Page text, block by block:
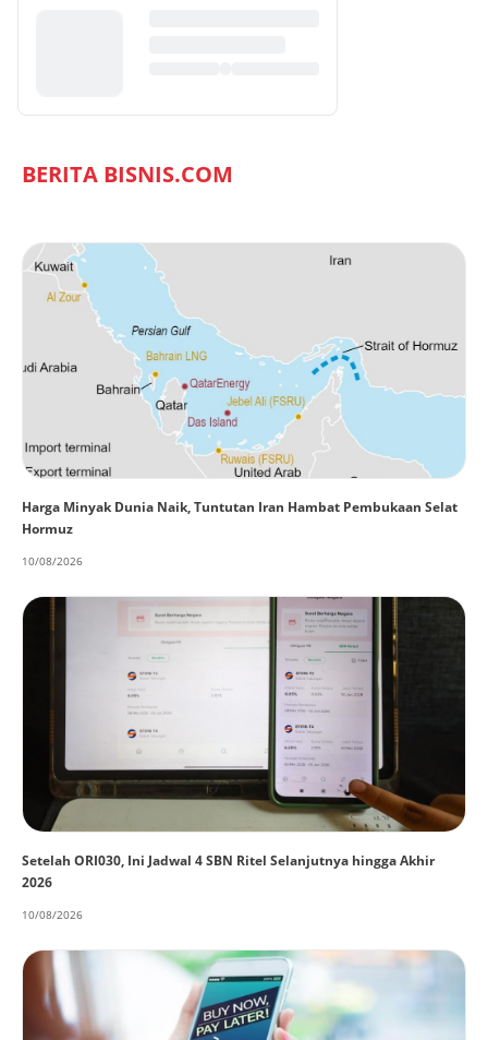
BERITA BISNIS.COM
Harga Minyak Dunia Naik, Tuntutan Iran Hambat Pembukaan Selat
Hormuz
10/08/2026
Setelah ORI030, Ini Jadwal 4 SBN Ritel Selanjutnya hingga Akhir
2026
10/08/2026